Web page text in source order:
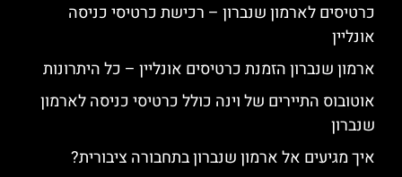
כרטיסים לארמון שנברון – רכישת כרטיסי כניסה
אונליין
ארמון שנברון הזמנת כרטיסים אונליין – כל היתרונות
אוטובוס התיירים של וינה כולל כרטיסי כניסה לארמון
שנברון
איך מגיעים אל ארמון שנברון בתחבורה ציבורית?